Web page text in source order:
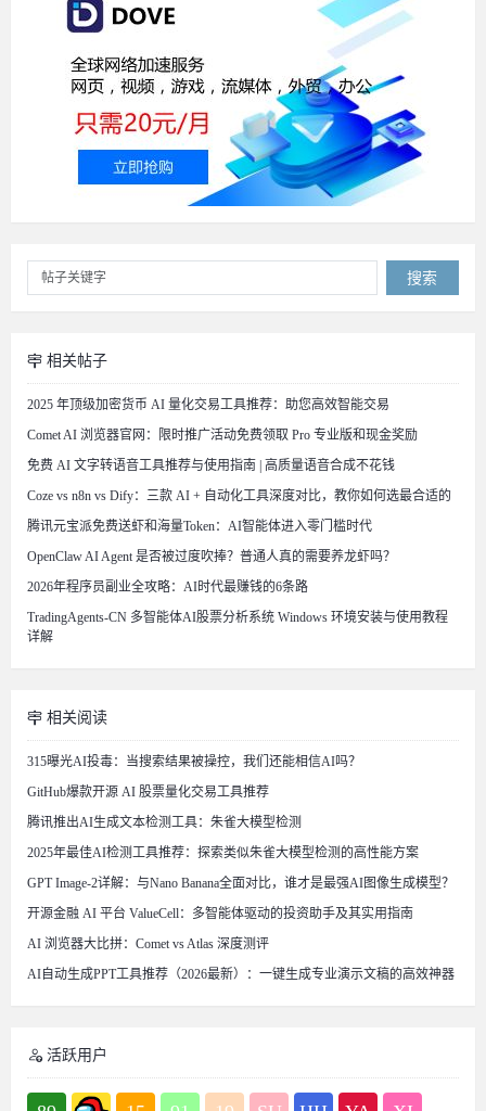
搜索
相关帖子
2025 年顶级加密货币 AI 量化交易工具推荐：助您高效智能交易
Comet AI 浏览器官网：限时推广活动免费领取 Pro 专业版和现金奖励
免费 AI 文字转语音工具推荐与使用指南 | 高质量语音合成不花钱
Coze vs n8n vs Dify：三款 AI + 自动化工具深度对比，教你如何选最合适的
腾讯元宝派免费送虾和海量Token：AI智能体进入零门槛时代
OpenClaw AI Agent 是否被过度吹捧？普通人真的需要养龙虾吗？
2026年程序员副业全攻略：AI时代最赚钱的6条路
TradingAgents-CN 多智能体AI股票分析系统 Windows 环境安装与使用教程
详解
相关阅读
315曝光AI投毒：当搜索结果被操控，我们还能相信AI吗？
GitHub爆款开源 AI 股票量化交易工具推荐
腾讯推出AI生成文本检测工具：朱雀大模型检测
2025年最佳AI检测工具推荐：探索类似朱雀大模型检测的高性能方案
GPT Image-2详解：与Nano Banana全面对比，谁才是最强AI图像生成模型？
开源金融 AI 平台 ValueCell：多智能体驱动的投资助手及其实用指南
AI 浏览器大比拼：Comet vs Atlas 深度测评
AI自动生成PPT工具推荐（2026最新）：一键生成专业演示文稿的高效神器
活跃用户